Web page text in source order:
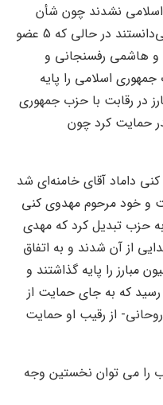
نشدند چون شأن
روحانیت را فراتر از تأسیس حزب می‌دانستند در حالی که 5 عضو
و هاشمی رفسنجانی و
اسلامی را پایه
در رقابت با حزب جمهوری
حمایت کرد چون
داماد آقای خامنه‌ای شد
و خود مرحوم مهدوی کنی
به حزب تبدیل کرد که مهدی
از آن شدند و به اتفاق
مبارز را پایه گذاشتند و
که به جای حمایت از
از رقیب او حمایت
را می توان نخستین وجه